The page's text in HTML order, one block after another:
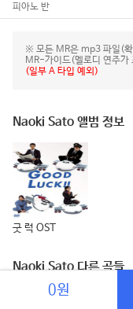
피아노 반
※ 모든 MR은 mp3 파일(
MR-가이드(멜로디 연주가
(일부 A 타입 예외)
Naoki Sato 앨범 정보
굿 럭 OST
Naoki Sato 다른 곡들
0원